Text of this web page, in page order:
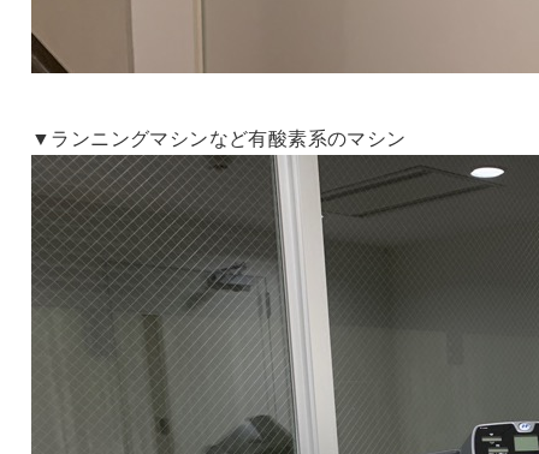
▼ランニングマシンなど有酸素系のマシン